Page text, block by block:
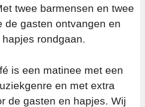
twee barmensen en twee
de gasten ontvangen en
rondgaan.
is een matinee met een
en met extra
de gasten en hapjes. Wij